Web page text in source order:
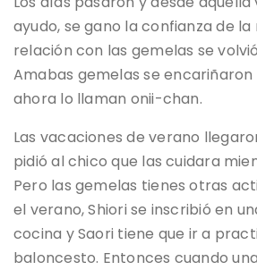
ayudo, se gano la confianza de la
relación con las gemelas se
Amabas gemelas se
ahora lo llaman onii-chan.
Las vacaciones de verano
pidió al chico que las cuidara
Pero las gemelas tienes otras
el verano, Shiori se inscribió en
cocina y Saori tiene que ir a
baloncesto. Entonces cuando